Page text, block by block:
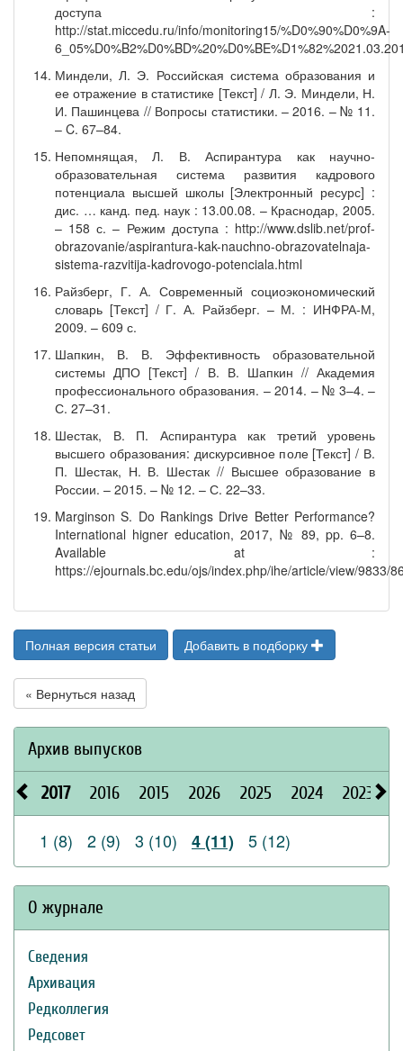
доступа :
http://stat.miccedu.ru/info/monitoring15/%D0%90%D0%9A-
Миндели, Л. Э. Российская система образования и
ее отражение в статистике [Текст] / Л. Э. Миндели, Н.
И. Пашинцева // Вопросы статистики. – 2016. – № 11.
– C. 67–84.
Непомнящая, Л. В. Аспирантура как научно-
образовательная система развития кадрового
потенциала высшей школы [Электронный ресурс] :
дис. … канд. пед. наук : 13.00.08. – Краснодар, 2005.
– 158 с. – Режим доступа : http://www.dslib.net/prof-
obrazovanie/aspirantura-kak-nauchno-obrazovatelnaja-
sistema-razvitija-kadrovogo-potenciala.html
Райзберг, Г. А. Современный социоэкономический
словарь [Текст] / Г. А. Райзберг. – М. : ИНФРА-М,
2009. – 609 с.
Шапкин, В. В. Эффективность образовательной
системы ДПО [Текст] / В. В. Шапкин // Академия
профессионального образования. – 2014. – № 3–4. –
С. 27–31.
Шестак, В. П. Аспирантура как третий уровень
высшего образования: дискурсивное поле [Текст] / В.
П. Шестак, Н. В. Шестак // Высшее образование в
России. – 2015. – № 12. – С. 22–33.
Marginson S. Do Rankings Drive Better Performance?
International higner education, 2017, № 89, pp. 6–8.
Available at :
https://ejournals.bc.edu/ojs/index.php/ihe/article/view/9833/
Полная версия статьи Добавить в подборку
« Вернуться назад
Архив выпусков
2017 2016 2015 2026 2025 2024 2023
1 (8) 2 (9) 3 (10) 4 (11) 5 (12)
О журнале
Сведения
Архивация
Редколлегия
Редсовет